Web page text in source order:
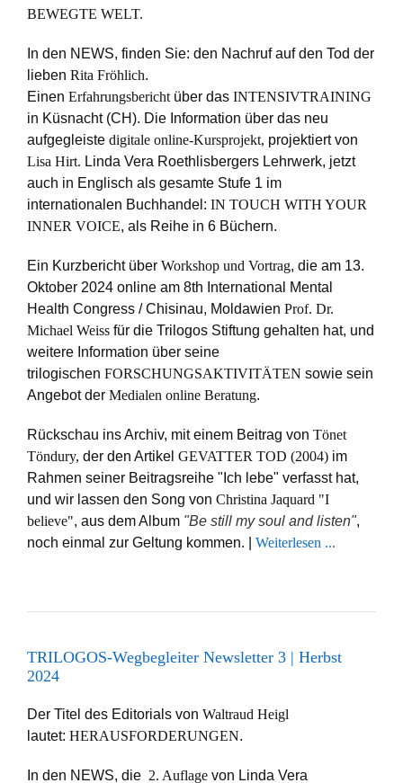
BEWEGTE WELT.
In den NEWS, finden Sie: den Nachruf auf den Tod der
lieben Rita Fröhlich.
Einen Erfahrungsbericht über das INTENSIVTRAINING
in Küsnacht (CH). Die Information über das neu
aufgegleiste digitale online-Kursprojekt, projektiert von
Lisa Hirt. Linda Vera Roethlisbergers Lehrwerk, jetzt
auch in Englisch als gesamte Stufe 1 im
internationalen Buchhandel: IN TOUCH WITH YOUR
INNER VOICE, als Reihe in 6 Büchern.
Ein Kurzbericht über Workshop und Vortrag, die am 13.
Oktober 2024 online am 8th International Mental
Health Congress / Chisinau, Moldawien Prof. Dr.
Michael Weiss für die Trilogos Stiftung gehalten hat, und
weitere Information über seine
trilogischen FORSCHUNGSAKTIVITÄTEN sowie sein
Angebot der Medialen online Beratung.
Rückschau ins Archiv, mit einem Beitrag von Tönet
Töndury, der den Artikel GEVATTER TOD (2004) im
Rahmen seiner Beitragsreihe "Ich lebe" verfasst hat,
und wir lassen den Song von Christina Jaquard "I
believe", aus dem Album "Be still my soul and listen",
noch einmal zur Geltung kommen. | Weiterlesen ...
TRILOGOS-Wegbegleiter Newsletter 3 | Herbst
2024
Der Titel des Editorials von Waltraud Heigl
lautet: HERAUSFORDERUNGEN.
In den NEWS, die 2. Auflage von Linda Vera